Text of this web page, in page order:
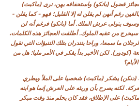
فضول (بانكو) واستخفافه بهن، نرى (ماكبث)
رغم أنهن لم يقلن له إلا القليل؛ فهو - كما يقلن -
يتولى عرش الملك. أما (بانكو) فرغم أنه لن
سيخرج من عقبه الملوك. أطلقت العجائز هذه الكلمات،
ما سمعا، وراحا يتندران بتلك التنبؤات التي تقول
(كودور). لكن الأخير بدأ يفكر في الأمر مليا؛ هل من
(دنكن) يشكر (ماكبث) شخصيا على الملأ ويطري
لكنه يصرح بأن وريثه على العرش إنما هو ابنه
على الإطلاق، فقد كان يحلم منذ وقت مبكر